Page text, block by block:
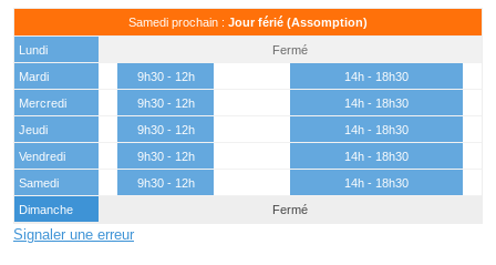
Samedi prochain : Jour férié (Assomption)
Lundi
Fermé
Mardi
9h30 - 12h
14h - 18h30
Mercredi
9h30 - 12h
14h - 18h30
Jeudi
9h30 - 12h
14h - 18h30
Vendredi
9h30 - 12h
14h - 18h30
Samedi
9h30 - 12h
14h - 18h30
Dimanche
Fermé
Signaler une erreur